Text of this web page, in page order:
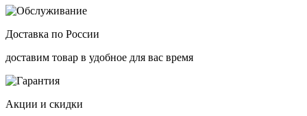
Доставка по России
доставим товар в удобное для вас время
Акции и скидки